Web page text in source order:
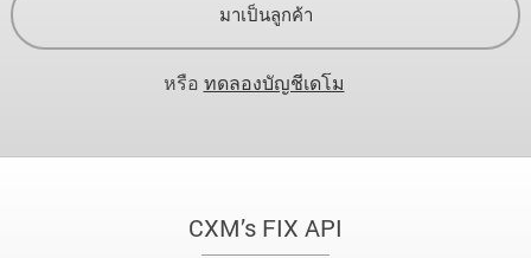
มาเป็นลูกค้า
หรือ ทดลองบัญชีเดโม
CXM’s FIX API